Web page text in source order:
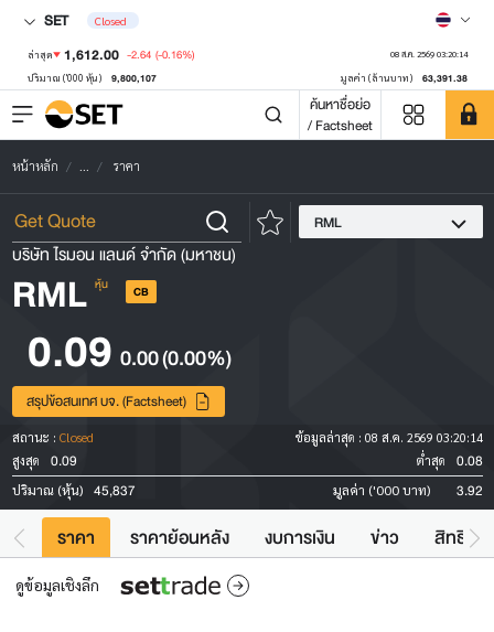
SET Closed
ล่าสุด 1,612.00 -2.64 (-0.16%) 08 ส.ค. 2569 03:20:14
ปริมาณ ('000 หุ้น) 9,800,107 มูลค่า (ล้านบาท) 63,391.38
ค้นหาชื่อย่อ
/ Factsheet
หน้าหลัก ... ราคา
RML
บริษัท ไรมอน แลนด์ จำกัด (มหาชน)
RML หุ้น CB
0.09 0.00(0.00%)
สรุปข้อสนเทศ บจ. (Factsheet)
สถานะ : Closed ข้อมูลล่าสุด : 08 ส.ค. 2569 03:20:14
สูงสุด
0.09 ต่ำสุด 0.08
ปริมาณ (หุ้น) 45,837 มูลค่า ('000 บาท) 3.92
ราคา ราคาย้อนหลัง งบการเงิน ข่าว สิทธิปร
ดูข้อมูลเชิงลึก